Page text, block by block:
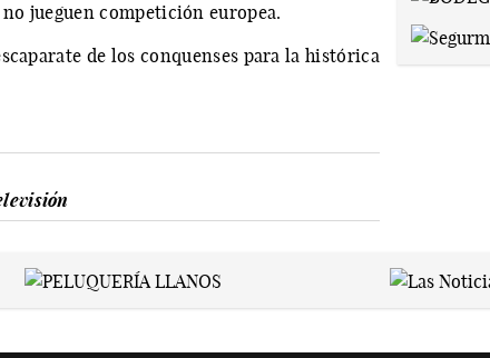
jueguen competición europea.
de los conquenses para la histórica